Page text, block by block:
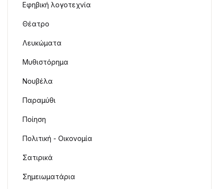
Εφηβική λογοτεχνία
Θέατρο
Λευκώματα
Μυθιστόρημα
Νουβέλα
Παραμύθι
Ποίηση
Πολιτική - Οικονομία
Σατιρικά
Σημειωματάρια